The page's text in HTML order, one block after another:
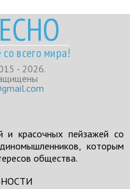
всего мира!
- 2026.
и красочных пейзажей со
которым
общества.